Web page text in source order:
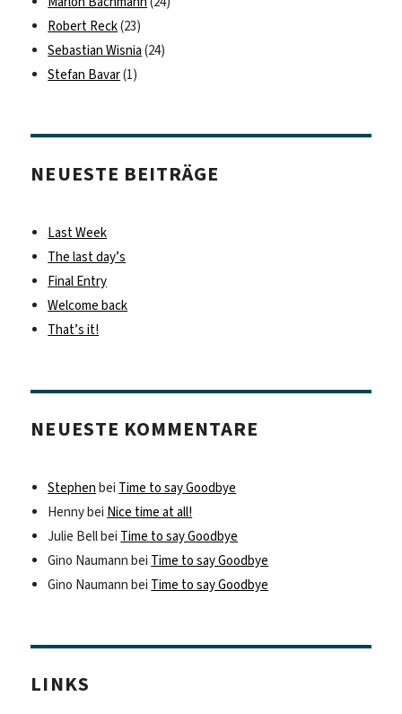
Robert Reck(23)
Sebastian Wisnia (24)
Stefan Bavar(1)
NEUESTE BEITRÄGE
Last Week
The last day’s
Final Entry
Welcome back
That’s it!
NEUESTE KOMMENTARE
Stephen bei Time to say Goodbye
Hennybei Nice time at all!
Julie Bellbei Time to say Goodbye
Gino Naumann bei Time to say Goodbye
Gino Naumann bei Time to say Goodbye
LINKS